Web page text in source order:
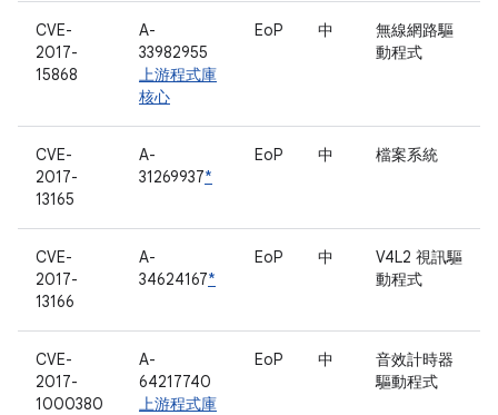
CVE-
2017-
15868
A-
33982955
上游程式庫
核心
EoP 中
無線網路驅
動程式
CVE-
2017-
13165
A-
31269937*
EoP 中 檔案系統
CVE-
2017-
13166
A-
34624167*
EoP 中
V4L2 視訊驅
動程式
CVE-
2017-
1000380
A-
64217740
上游程式庫
EoP 中
音效計時器
驅動程式